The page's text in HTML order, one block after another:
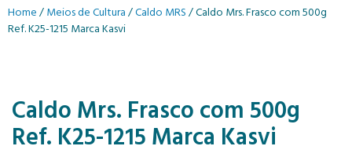
Home/Meios de Cultura/Caldo MRS/ Caldo Mrs. Frasco com 500g
Ref. K25-1215 Marca Kasvi
Caldo Mrs. Frasco com 500g
Ref. K25-1215 Marca Kasvi